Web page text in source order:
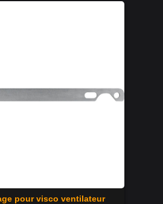
pour visco ventilateur